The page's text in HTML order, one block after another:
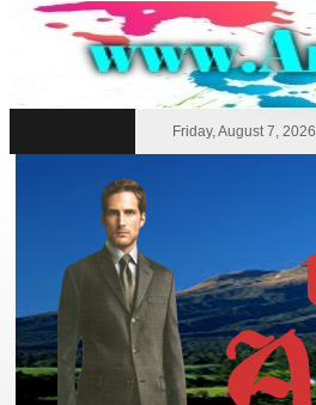
Friday, August 7, 2026